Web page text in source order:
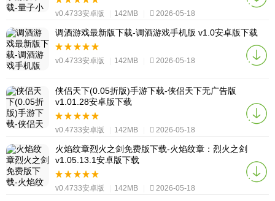
v0.4733安卓版 142MB 2026-05-18
调酒游戏最新版下载-调酒游戏手机版 v1.0安卓版下载
v0.4733安卓版 142MB 2026-05-18
侠侣天下(0.05折版)手游下载-侠侣天下无广告版
v1.01.28安卓版下载
v0.4733安卓版 142MB 2026-05-18
火焰纹章烈火之剑免费版下载-火焰纹章：烈火之剑
v1.05.13.1安卓版下载
v0.4733安卓版 142MB 2026-05-18